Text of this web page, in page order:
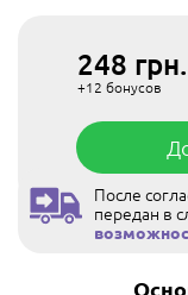
248 грн.
+12 бонусов
После
передан в